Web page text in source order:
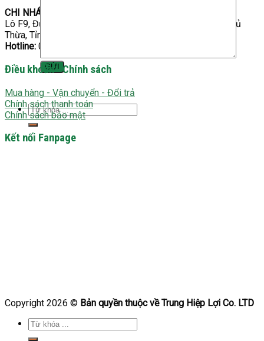
Tìm
kiếm:
trọng
CHI NHÁNH
Lô F9, Đường số 6, Khu Công Nghiệp Hòa Bình, Huyện Thủ
Thừa, Tỉnh Long An, Việt Nam
Hotline: 028 3744 4638
Điều khoản - Chính sách
Mua hàng - Vận chuyển - Đổi trả
Chính sách thanh toán
Chính sách bảo mật
Kết nối Fanpage
Copyright 2026 © Bản quyền thuộc về Trung Hiệp Lợi Co. LTD
Tìm